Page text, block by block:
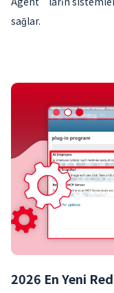
sağlar.
2026 En Yeni